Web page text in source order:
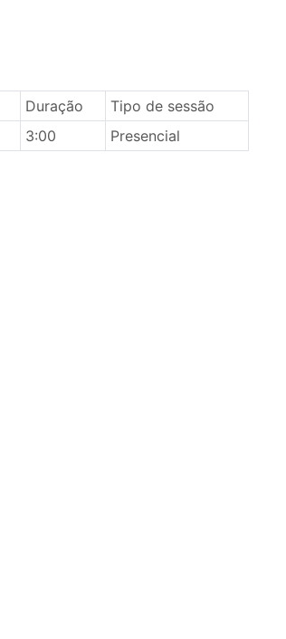
Duração
Tipo de sessão
3:00 Presencial